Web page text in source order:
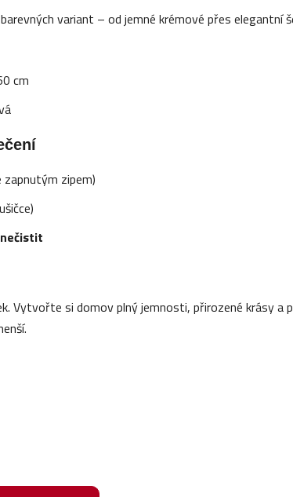
variant – od jemné krémové přes elegantní
cm
zapnutým zipem)
Vytvořte si domov plný jemnosti, přirozené krásy a